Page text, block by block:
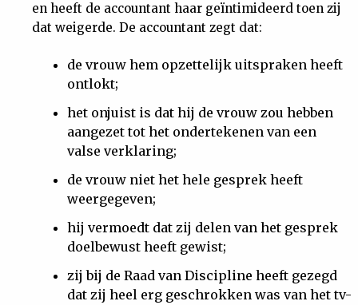
en heeft de accountant haar geïntimideerd toen zij
dat weigerde. De accountant zegt dat:
de vrouw hem opzettelijk uitspraken heeft
ontlokt;
het onjuist is dat hij de vrouw zou hebben
aangezet tot het ondertekenen van een
valse verklaring;
de vrouw niet het hele gesprek heeft
weergegeven;
hij vermoedt dat zij delen van het gesprek
doelbewust heeft gewist;
zij bij de Raad van Discipline heeft gezegd
dat zij heel erg geschrokken was van het tv-